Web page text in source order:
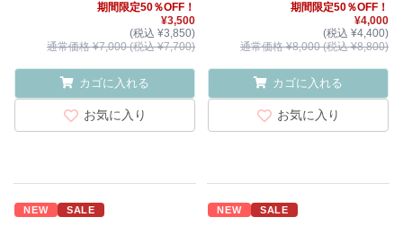
期間限定50％OFF！
¥3,500
(税込 ¥3,850)
通常価格 ¥7,000 (税込 ¥7,700)
カゴに入れる
お気に入り
期間限定50％OFF！
¥4,000
(税込 ¥4,400)
通常価格 ¥8,000 (税込 ¥8,800)
カゴに入れる
お気に入り
NEW SALE NEW SALE